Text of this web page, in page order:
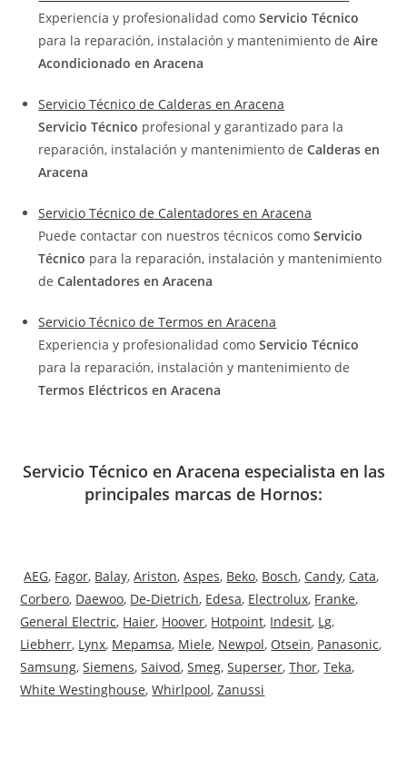
Experiencia y profesionalidad comoServicio Técnico
para la reparación, instalación y mantenimiento deAire
Acondicionado en Aracena
Servicio Técnico de Calderas en Aracena
Servicio Técnico profesional y garantizado para la
reparación, instalación y mantenimiento deCalderas en
Aracena
Servicio Técnico de Calentadores en Aracena
Puede contactar con nuestros técnicos comoServicio
Técnico para la reparación, instalación y mantenimiento
deCalentadores en Aracena
Servicio Técnico de Termos en Aracena
Experiencia y profesionalidad comoServicio Técnico
para la reparación, instalación y mantenimiento de
Termos Eléctricos en Aracena
Servicio Técnico en Aracena especialista en las
principales marcas de Hornos:
AEG, Fagor, Balay,Ariston,Aspes, Beko, Bosch, Candy, Cata,
Corbero, Daewoo, De-Dietrich, Edesa, Electrolux, Franke,
General Electric, Haier, Hoover, Hotpoint, Indesit, Lg,
Liebherr, Lynx, Mepamsa, Miele, Newpol, Otsein, Panasonic,
Samsung,Siemens,Saivod,Smeg,Superser,Thor,Teka,
White Westinghouse,Whirlpool,Zanussi